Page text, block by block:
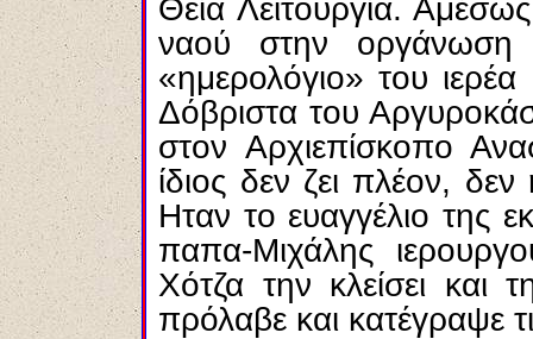
Θεία Λειτουργία.
ναού στην οργάνωση
«ημερολόγιο» του
Δόβριστα του
στον Αρχιεπίσκοπο
ίδιος δεν ζει πλέον,
Ηταν το ευαγγέλιο της
παπα-Μιχάλης
Χότζα την κλείσει και
πρόλαβε και κατέγραψε